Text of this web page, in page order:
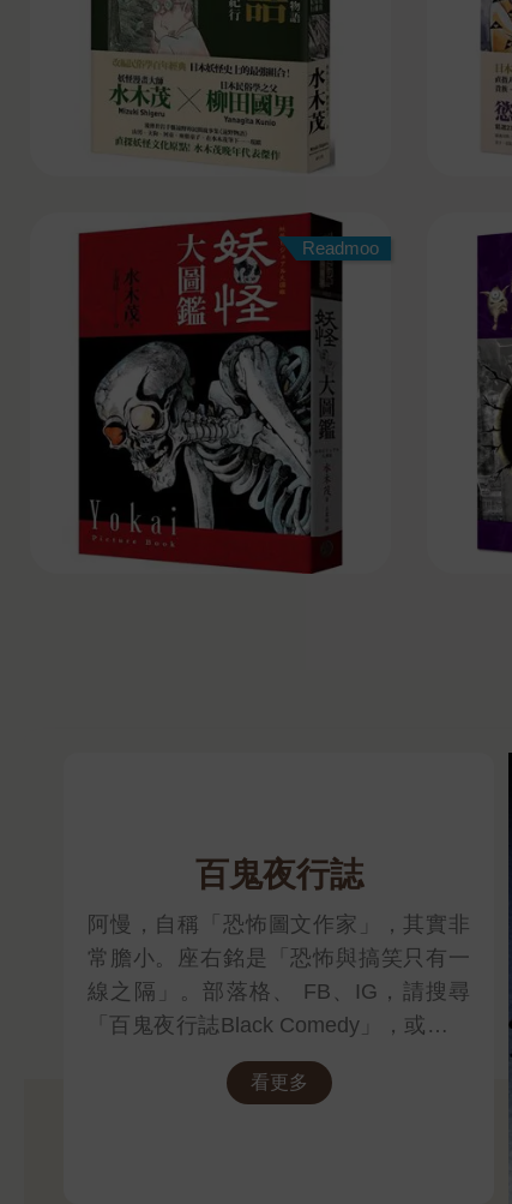
Readmoo
百鬼夜行誌
阿慢，自稱「恐怖圖文作家」，其實非
常膽小。座右銘是「恐怖與搞笑只有一
線之隔」。部落格、 FB、IG，請搜尋
「百鬼夜行誌Black Comedy」，或加入
阿慢的「慢異點」看即時消息！
看更多